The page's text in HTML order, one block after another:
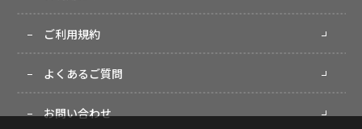
ご利用規約
よくあるご質問
お問い合わせ